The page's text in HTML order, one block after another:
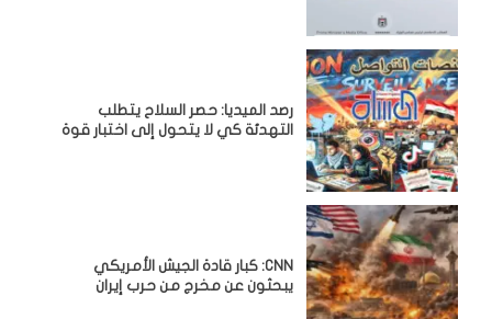
رصد الميديا: حصر السلاح يتطلب
التهدئة كي لا يتحول إلى اختبار قوة
CNN: كبار قادة الجيش الأمريكي
يبحثون عن مخرج من حرب إيران